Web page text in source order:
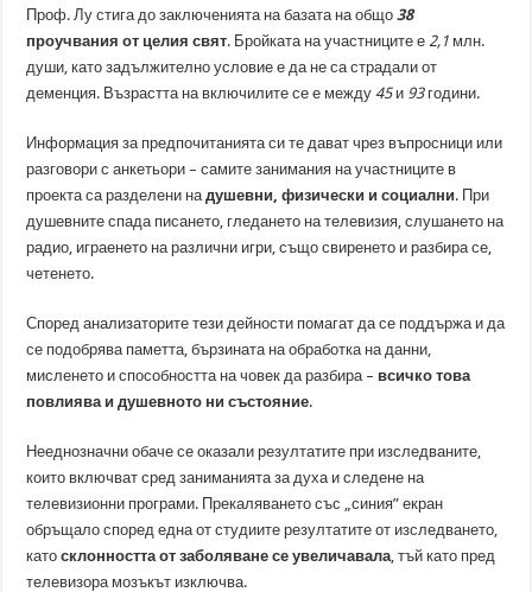
Проф. Лу стига до заключенията на базата на общо38
проучвания от целия свят. Бройката на участниците е2,1 млн.
души, като задължително условие е да не са страдали от
деменция. Възрастта на включилите се е между45и 93години.
Информация за предпочитанията си те дават чрез въпросници или
разговори с анкетьори – самите занимания на участниците в
проекта са разделени надушевни, физически и социални. При
душевните спада писането, гледането на телевизия, слушането на
радио, играенето на различни игри, също свиренето и разбира се,
четенето.
Според анализаторите тези дейности помагат да се поддържа и да
се подобрява паметта, бързината на обработка на данни,
мисленето и способността на човек да разбира – всичко това
повлиява и душевното ни състояние.
Нееднозначни обаче се оказали резултатите при изследваните,
които включват сред заниманията за духа и следене на
телевизионни програми. Прекаляването със „синия” екран
обръщало според една от студиите резултатите от изследването,
катосклонността от заболяване се увеличавала, тъй като пред
телевизора мозъкът изключва.